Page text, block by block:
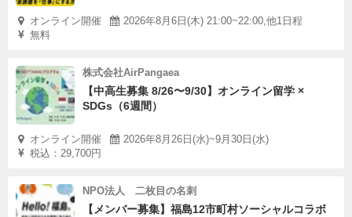
オンライン開催
2026年8月6日(木) 21:00~22:00,他1日程
無料
株式会社AirPangaea
【中高生募集 8/26〜9/30】オンライン留学 ×
SDGs（6週間）
オンライン開催
2026年8月26日(水)~9月30日(水)
税込：29,700円
NPO法人 二枚目の名刺
【メンバー募集】福島12市町村ソーシャルコラボ